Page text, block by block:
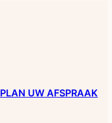
PLAN UW AFSPRAAK